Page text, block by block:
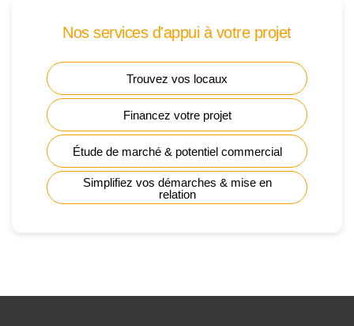
Nos services d'appui à votre projet
Trouvez vos locaux
Financez votre projet
Étude de marché & potentiel commercial
Simplifiez vos démarches & mise en
relation